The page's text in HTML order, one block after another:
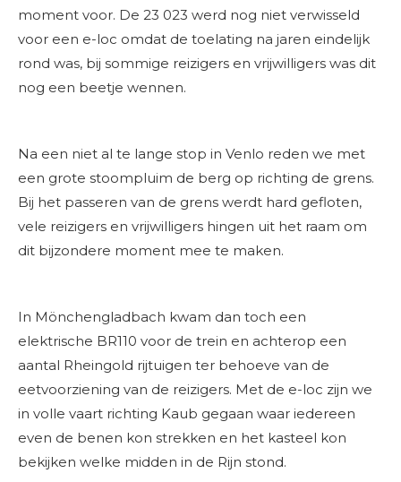
moment voor. De 23 023 werd nog niet verwisseld
voor een e-loc omdat de toelating na jaren eindelijk
rond was, bij sommige reizigers en vrijwilligers was dit
nog een beetje wennen.
Na een niet al te lange stop in Venlo reden we met
een grote stoompluim de berg op richting de grens.
Bij het passeren van de grens werdt hard gefloten,
vele reizigers en vrijwilligers hingen uit het raam om
dit bijzondere moment mee te maken.
In Mönchengladbach kwam dan toch een
elektrische BR110 voor de trein en achterop een
aantal Rheingold rijtuigen ter behoeve van de
eetvoorziening van de reizigers. Met de e-loc zijn we
in volle vaart richting Kaub gegaan waar iedereen
even de benen kon strekken en het kasteel kon
bekijken welke midden in de Rijn stond.